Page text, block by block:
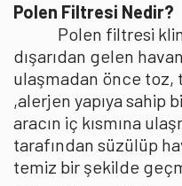
Polen Filtresi Nedir?
Polen filtresi
dışarıdan gelen
ulaşmadan önce toz,
,alerjen yapıya sahip
aracın iç kısmına
tarafından süzülüp
temiz bir şekilde